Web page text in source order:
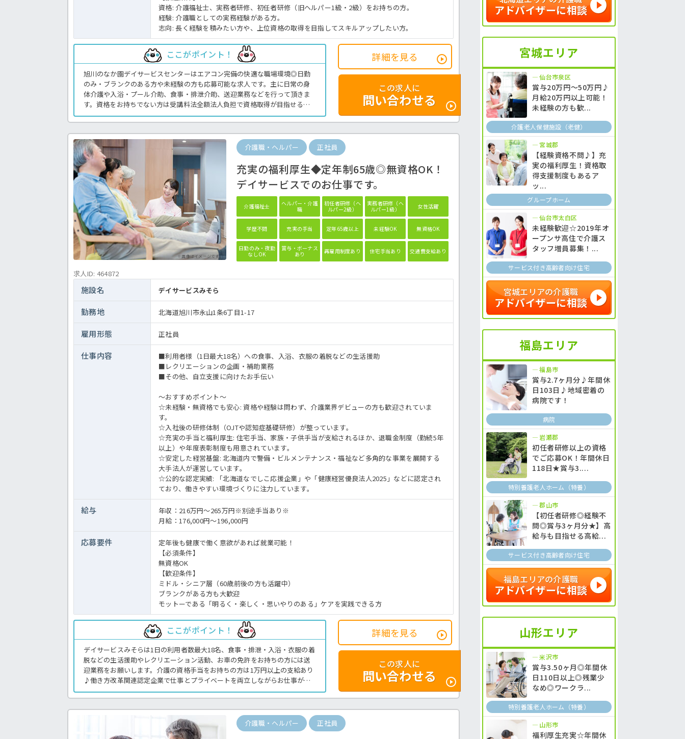
資格: 介護福祉士、実務者研修、初任者研修（旧ヘルパー1級・2級）をお持ちの方。
経験: 介護職としての実務経験がある方。
志向: 長く経験を積みたい方や、上位資格の取得を目指してスキルアップしたい方。
ここがポイント！
旭川のなか園デイサービスセンターはエアコン完備の快適な職場環境◎日勤
のみ・ブランクのある方や未経験の方も応募可能な求人です。主に日常の身
体介護や入浴・プール介助、食事・排泄介助、送迎業務などを行って頂きま
す。資格をお持ちでない方は受講料法全額法人負担で資格取得が目指せる資
格取得支援制度あり◎日曜・年末年始はお休みですので、プライベートの時
間を大切にしたい方にもおススメの求人です！ご興味のある方はほっ介護ま
でお問い合わせください。デイサービスでの介護業務全般です。
＜介護職 正職員 デイサービスの求人＞
詳細を見る
この求人に
問い合わせる
※画像はイメージです。
介護職・ヘルパー 正社員
充実の福利厚生◆定年制65歳◎無資格OK！
デイサービスでのお仕事です。
介護福祉士
ヘルパー・介護
職
初任者研修（ヘ
ルパー2級）
実務者研修（ヘ
ルパー1級）
女性活躍
学歴不問 充実の手当 定年65歳以上 未経験OK 無資格OK
日勤のみ・夜勤
なしOK
賞与・ボーナス
あり
再雇用制度あり 住宅手当あり 交通費支給あり
求人ID: 464872
施設名 デイサービスみそら
勤務地 北海道旭川市永山1条6丁目1-17
雇用形態 正社員
仕事内容
■利用者様（1日最大18名）への食事、入浴、衣服の着脱などの生活援助
■レクリエーションの企画・補助業務
■その他、自立支援に向けたお手伝い
～おすすめポイント～
☆未経験・無資格でも安心: 資格や経験は問わず、介護業界デビューの方も歓迎されていま
す。
☆入社後の研修体制（OJTや認知症基礎研修）が整っています。
☆充実の手当と福利厚生: 住宅手当、家族・子供手当が支給されるほか、退職金制度（勤続5年
以上）や年度表彰制度も用意されています。
☆安定した経営基盤: 北海道内で警備・ビルメンテナンス・福祉など多角的な事業を展開する
大手法人が運営しています。
☆公的な認定実績: 「北海道なでしこ応援企業」や「健康経営優良法人2025」などに認定され
ており、働きやすい環境づくりに注力しています。
給与
年収：216万円～265万円※別途手当あり※
月給：176,000円～196,000円
応募要件
定年後も健康で働く意欲があれば就業可能！
【必須条件】
無資格OK
【歓迎条件】
ミドル・シニア層（60歳前後の方も活躍中）
ブランクがある方も大歓迎
モットーである「明るく・楽しく・思いやりのある」ケアを実践できる方
ここがポイント！
デイサービスみそらは1日の利用者数最大18名、食事・排泄・入浴・衣服の着
脱などの生活援助やレクリエーション活動、お車の免許をお持ちの方には送
迎業務をお願いします。介護の資格手当をお持ちの方は1万円以上の支給あり
♪働き方改革関連認定企業で仕事とプライベートを両立しながらお仕事がで
きますよ。順調に業績を伸ばしている成長中の法人で一緒にお仕事しません
か？ご興味のある方はほっ介護までお問い合わせください。デイサービスで
の介護業務全般です。
＜介護職 正職員 デイサービスの求人＞
詳細を見る
この求人に
問い合わせる
介護職・ヘルパー 正社員
アドバイザーに相談
宮城エリア
仙台市泉区
賞与20万円～50万円♪
月給20万円以上可能！
未経験の方も歓...
介護老人保健施設（老健）
宮城郡
【経験資格不問♪】充
実の福利厚生！資格取
得支援制度もあるア
ッ...
グループホーム
仙台市太白区
未経験歓迎☆2019年オ
ープンサ高住で介護ス
タッフ増員募集！...
サービス付き高齢者向け住宅
宮城エリアの介護職
アドバイザーに相談
福島エリア
福島市
賞与2.7ヶ月分♪年間休
日103日♪地域密着の
病院です！
病院
岩瀬郡
初任者研修以上の資格
でご応募OK！年間休日
118日★賞与3....
特別養護老人ホーム（特養）
郡山市
【初任者研修◎経験不
問◎賞与3ヶ月分★】高
給与も目指せる高給...
サービス付き高齢者向け住宅
福島エリアの介護職
アドバイザーに相談
山形エリア
米沢市
賞与3.50ヶ月◎年間休
日110日以上◎残業少
なめ◎ワークラ...
特別養護老人ホーム（特養）
山形市
福利厚生充実☆年間休